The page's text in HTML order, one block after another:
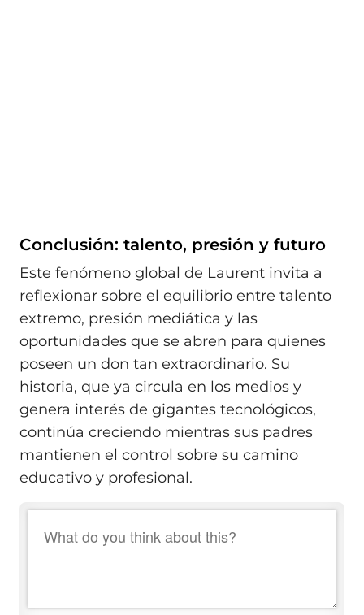
Conclusión: talento, presión y futuro
Este fenómeno global de Laurent invita a
reflexionar sobre el equilibrio entre talento
extremo, presión mediática y las
oportunidades que se abren para quienes
poseen un don tan extraordinario. Su
historia, que ya circula en los medios y
genera interés de gigantes tecnológicos,
continúa creciendo mientras sus padres
mantienen el control sobre su camino
educativo y profesional.